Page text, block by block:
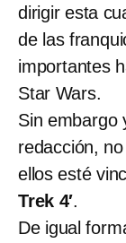
dirigir esta
de las
importantes
Star Wars.
Sin embargo
redacción,
ellos esté
Trek 4′.
De igual